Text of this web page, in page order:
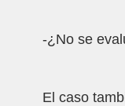
-¿No se
El caso